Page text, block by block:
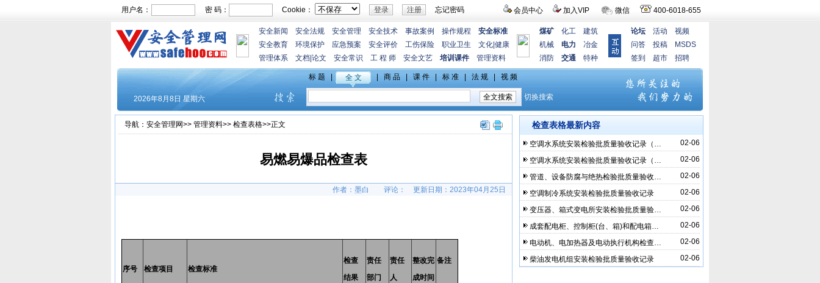
会员中心 加入VIP 微信 400-6018-655
用户名： 密 码： Cookie： 忘记密码
安全新闻 安全法规 安全管理 安全技术 事故案例 操作规程
安全标准
安全教育
环境保护 应急预案 安全评价 工伤保险 职业卫生 文化 健康
管理体系
文档 论文 安全常识 工 程 师 安全文艺 培训课件 管理资料
煤矿 化工
建筑
机械
电力
冶金
消防
交通 特种
论坛 活动
视频
问答
投稿
MSDS
签到
超市 招聘
导航： 安全管理网>> 管理资料>> 检查表格>>正文
易燃易爆品检查表
作者：墨白 评论： 更新日期： 2023年04月25日
序号 检查项目 检查标准
检查
结果
责任
部门
责任
人
整改完
成时间
备注
检查表格最新内容
02-06
空调水系统安装检验批质量验收记录（…
02-06
空调水系统安装检验批质量验收记录（…
02-06
管道、设备防腐与绝热检验批质量验收…
02-06
空调制冷系统安装检验批质量验收记录
02-06
变压器、箱式变电所安装检验批质量验…
02-06
成套配电柜、控制柜(台、箱)和配电箱…
02-06
电动机、电加热器及电动执行机构检查…
02-06
柴油发电机组安装检验批质量验收记录